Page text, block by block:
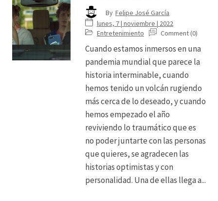
By Felipe José García
lunes, 7 | noviembre | 2022
Entretenimiento
Comment (0)
Cuando estamos inmersos en una
pandemia mundial que parece la
historia interminable, cuando
hemos tenido un volcán rugiendo
más cerca de lo deseado, y cuando
hemos empezado el año
reviviendo lo traumático que es
no poder juntarte con las personas
que quieres, se agradecen las
historias optimistas y con
personalidad. Una de ellas llega a...